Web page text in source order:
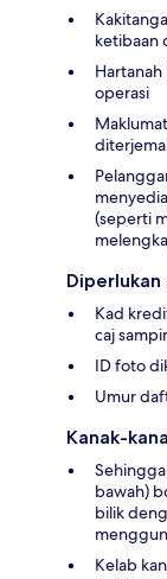
ketibaan
operasi
(seperti
Kad
caj
ID foto
Umur
Kanak-
bawah)
bilik
Kelab